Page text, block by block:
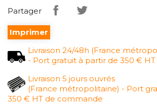
Partager
Imprimer
Livraison 24/48h (France
- Port gratuit à partir de 350 €
Livraison 5 jours ouvrés
(France métropolitaine) - Port
350 € HT de commande